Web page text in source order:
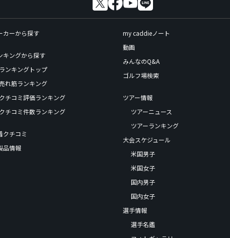
カーから探す
キングから探す
ランキングトップ
れ筋ランキング
クチコミ評価ランキング
クチコミ件数ランキング
クチコミ
品情報
my caddieノート
動画
みんなのQ&A
ゴルフ場検索
ツアー情報
ツアーニュース
ツアーランキング
大会スケジュール
米国男子
米国女子
国内男子
国内女子
選手情報
選手名鑑